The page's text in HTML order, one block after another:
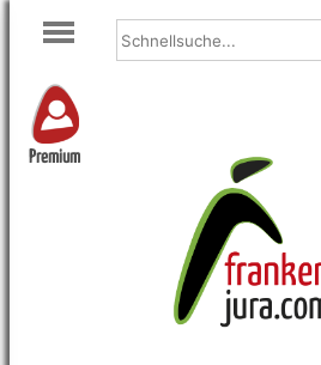
Premium